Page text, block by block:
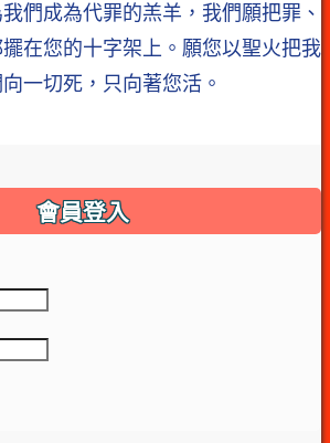
們成為代罪的羔羊，我們願把罪、
在您的十字架上。願您以聖火把我
一切死，只向著您活。
會員登入